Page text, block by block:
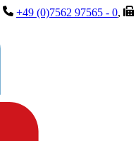
+49 (0)7562 97565 - 0,